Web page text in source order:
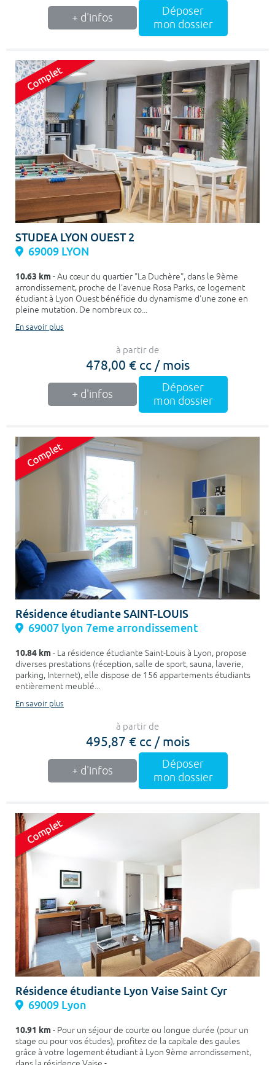
+ d'infos
Déposer
mon dossier
STUDEA LYON OUEST 2
69009 LYON
10.63 km- Au cœur du quartier "La Duchère", dans le 9ème
arrondissement, proche de l'avenue Rosa Parks, ce logement
étudiant à Lyon Ouest bénéficie du dynamisme d'une zone en
pleine mutation. De nombreux co...
En savoir plus
à partir de
478,00 € cc / mois
+ d'infos
Déposer
mon dossier
Résidence étudiante SAINT-LOUIS
69007 lyon 7eme arrondissement
10.84 km- La résidence étudiante Saint-Louis à Lyon, propose
diverses prestations (réception, salle de sport, sauna, laverie,
parking, Internet), elle dispose de 156 appartements étudiants
entièrement meublé...
En savoir plus
à partir de
495,87 € cc / mois
+ d'infos
Déposer
mon dossier
Résidence étudiante Lyon Vaise Saint Cyr
69009 Lyon
10.91 km- Pour un séjour de courte ou longue durée (pour un
stage ou pour vos études), profitez de la capitale des gaules
grâce à votre logement étudiant à Lyon 9ème arrondissement,